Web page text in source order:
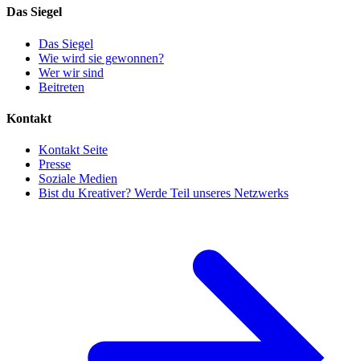
Das Siegel
Das Siegel
Wie wird sie gewonnen?
Wer wir sind
Beitreten
Kontakt
Kontakt Seite
Presse
Soziale Medien
Bist du Kreativer? Werde Teil unseres Netzwerks